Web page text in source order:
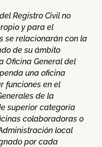
Registro Civil no
y para el
se relacionarán con la
de su ámbito
Oficina General del
una oficina
funciones en el
de la
superior categoría
colaboradoras o
local
por cada